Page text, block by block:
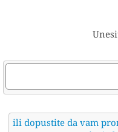
ili dopustite da vam